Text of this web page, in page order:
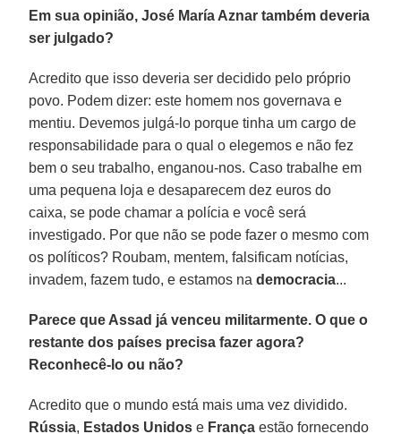
Em sua opinião, José María Aznar também deveria
ser julgado?
Acredito que isso deveria ser decidido pelo próprio
povo. Podem dizer: este homem nos governava e
mentiu. Devemos julgá-lo porque tinha um cargo de
responsabilidade para o qual o elegemos e não fez
bem o seu trabalho, enganou-nos. Caso trabalhe em
uma pequena loja e desaparecem dez euros do
caixa, se pode chamar a polícia e você será
investigado. Por que não se pode fazer o mesmo com
os políticos? Roubam, mentem, falsificam notícias,
invadem, fazem tudo, e estamos nademocracia...
Parece que Assad já venceu militarmente. O que o
restante dos países precisa fazer agora?
Reconhecê-lo ou não?
Acredito que o mundo está mais uma vez dividido.
Rússia, Estados Unidos e França estão fornecendo